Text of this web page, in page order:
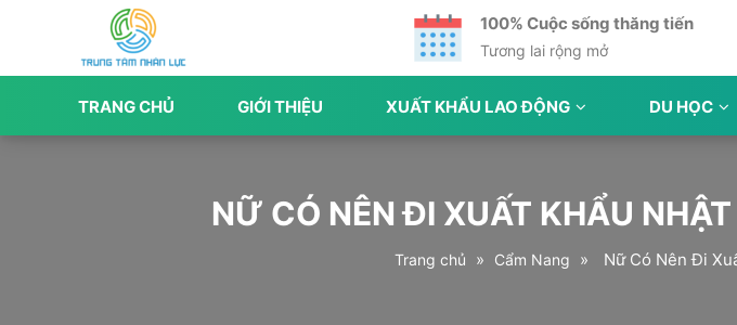
100% Cuộc sống thăng tiến
Tương lai rộng mở
TRANG CHỦ GIỚI THIỆU XUẤT KHẨU LAO ĐỘNG DU HỌC
NỮ CÓ NÊN ĐI XUẤT KHẨU
Trang chủ » Cẩm Nang » Nữ Có Nên Đi